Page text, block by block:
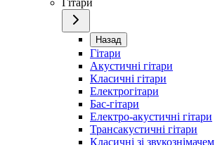
Гітари
Назад
Гітари
Акустичні гітари
Класичні гітари
Електрогітари
Бас-гітари
Електро-акустичні гітари
Трансакустичні гітари
Класичні зі звукознімачем